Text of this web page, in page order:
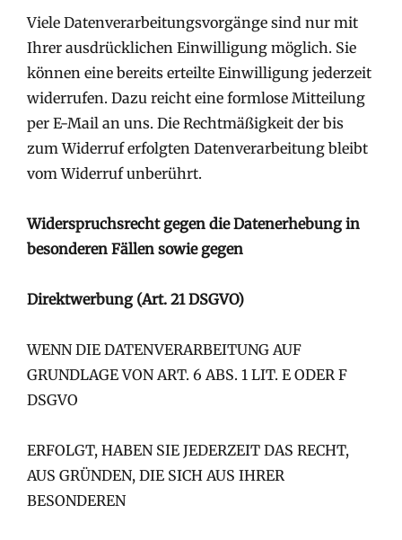
Viele Datenverarbeitungsvorgänge sind nur mit
Ihrer ausdrücklichen Einwilligung möglich. Sie
können eine bereits erteilte Einwilligung jederzeit
widerrufen. Dazu reicht eine formlose Mitteilung
per E-Mail an uns. Die Rechtmäßigkeit der bis
zum Widerruf erfolgten Datenverarbeitung bleibt
vom Widerruf unberührt.
Widerspruchsrecht gegen die Datenerhebung in
besonderen Fällen sowie gegen
Direktwerbung (Art. 21 DSGVO)
WENN DIE DATENVERARBEITUNG AUF
GRUNDLAGE VON ART. 6 ABS. 1 LIT. E ODER F
DSGVO
ERFOLGT, HABEN SIE JEDERZEIT DAS RECHT,
AUS GRÜNDEN, DIE SICH AUS IHRER
BESONDEREN